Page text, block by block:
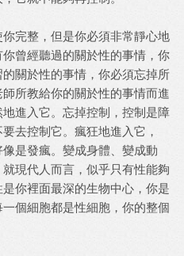
完整，但是你必須非常靜心地
曾經聽過的關於性的事情，你
關於性的事情，你必須忘掉所
所教給你的關於性的事情而進
進入它。忘掉控制，控制是障
去控制它。瘋狂地進入它，
像是發瘋。變成身體、變成動
現代人而言，似乎只有性能夠
你裡面最深的生物中心，你是
個細胞都是性細胞，你的整個